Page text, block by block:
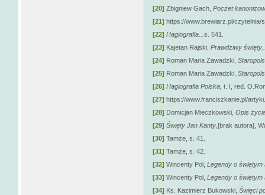
[20] Zbigniew Gach, Poczet
[21] https://www.brewiarz.pl/czytelnia/
[22] Hagiografia... s. 541.
[23] Kajetan Rajski, Prawdziwy
[24] Roman Maria Zawadzki,
[25] Roman Maria Zawadzki,
[26] Hagiografia Polska, t. I, red.
[27] https://www.franciszkanie.pl/
[28] Domicjan Mieczkowski, Opis
[29] Święty Jan Kanty ,[brak autora],
[30] Tamże, s. 41.
[31] Tamże, s. 42.
[32] Wincenty Pol, Legendy o
[33] Wincenty Pol, Legendy o
[34] Ks. Kazimierz Bukowski, Święci